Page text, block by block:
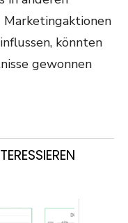
Marketingaktionen
könnten
gewonnen